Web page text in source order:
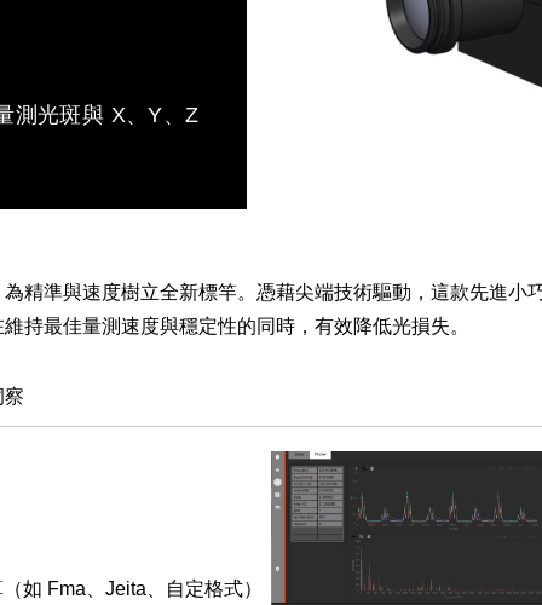
測光斑與 X、Y、Z
精準與速度樹立全新標竿。憑藉尖端技術驅動，這款先進小
持最佳量測速度與穩定性的同時，有效降低光損失。
察
如 Fma、Jeita、自定格式）